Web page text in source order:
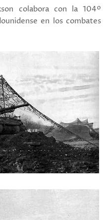
colabora con la 104º
en los combates